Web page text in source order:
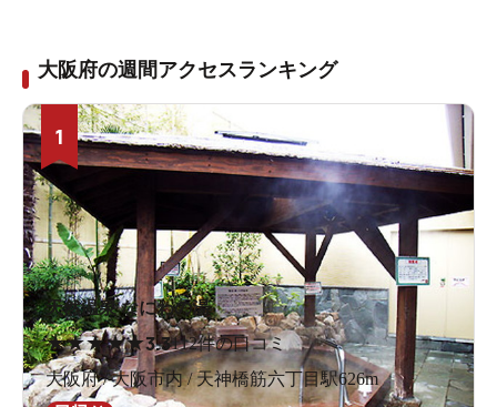
大阪府の週間アクセスランキング
1
天然温泉 なにわの湯
★★★★★3.3112件の口コミ
大阪府 / 大阪市内 / 天神橋筋六丁目駅626m